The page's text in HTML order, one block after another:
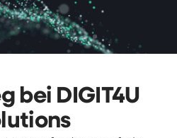
bei DIGIT4U